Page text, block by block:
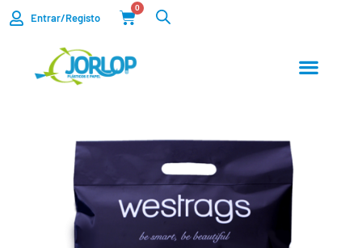
Entrar/Registo
0